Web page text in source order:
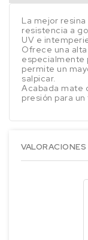
La mejor
resistencia a
UV e
Ofrece una
especialmente
permite un
salpicar.
Acabada mate
presión para
VALORACIONES